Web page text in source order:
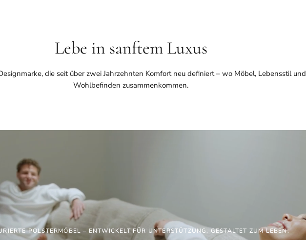
Lebe in sanftem Luxus
die seit über zwei Jahrzehnten Komfort neu definiert – wo Möbel, Lebensstil und
Wohlbefinden zusammenkommen.
POLSTERMÖBEL – ENTWICKELT FÜR UNTERSTÜTZUNG, GESTALTET ZUM LEBEN.